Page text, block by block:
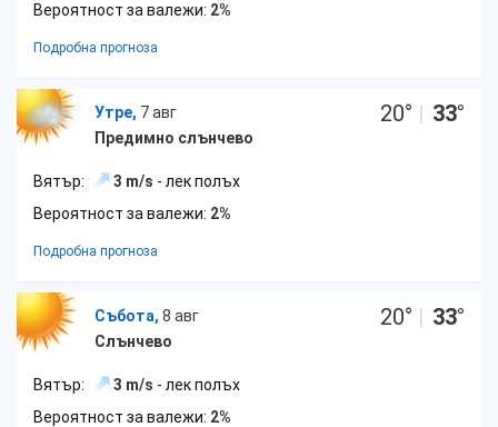
Вероятност за валежи: 2%
Подробна прогноза
Утре, 7 авг
Предимно слънчево
20° | 33°
Вятър: 3 m/s - лек полъх
Вероятност за валежи: 2%
Подробна прогноза
Събота, 8 авг
Слънчево
20° | 33°
Вятър: 3 m/s - лек полъх
Вероятност за валежи: 2%